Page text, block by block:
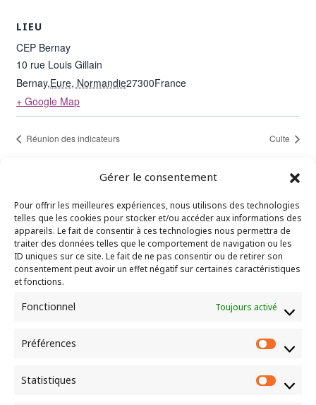
Gérer le consentement
Pour offrir les meilleures expériences, nous utilisons des technologies
telles que les cookies pour stocker et/ou accéder aux informations des
appareils. Le fait de consentir à ces technologies nous permettra de
traiter des données telles que le comportement de navigation ou les
ID uniques sur ce site. Le fait de ne pas consentir ou de retirer son
consentement peut avoir un effet négatif sur certaines caractéristiques
et fonctions.
Fonctionnel Toujours activé
Préférences
Statistiques
LIEU
CEP Bernay
10 rue Louis Gillain
Bernay,Eure, Normandie27300France
+ Google Map
Réunion des indicateurs Culte
"Là où deux ou trois sont assemblés en mon
nom, je suis au milieu d’eux." – Matthieu 18.20